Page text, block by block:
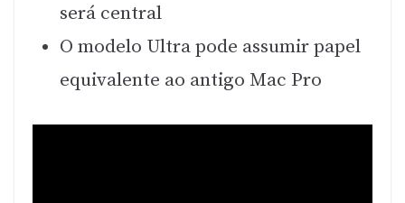
será central
O modelo Ultra pode assumir papel
equivalente ao antigo Mac Pro